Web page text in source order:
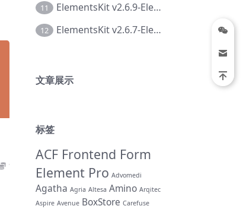
19.9
11 ElementsKit v2.6.9-Elementor插件【Ab-0161】
12 ElementsKit v2.6.7-Elementor插件【Ab-0162】
文章展示
标签
ACF Frontend Form
Element Pro Advomedi
Agatha Agria Altesa Amino Arqitec
Aspire Avenue BoxStore Carefuse